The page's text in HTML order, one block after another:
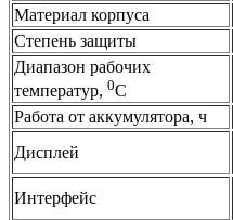
Материал корпуса
Степень защиты
Диапазон рабочих
температур, 0С
Работа от аккумулятора, ч
Дисплей
Интерфейс